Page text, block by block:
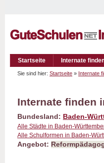
Startseite Internate
Sie sind hier: Startseite » Internate
Internate finden
Bundesland: Baden-
Alle Städte in Baden-
Alle Schulformen in Baden-
Angebot: